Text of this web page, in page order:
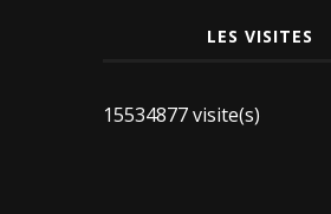
LES VISITES
15534877 visite(s)